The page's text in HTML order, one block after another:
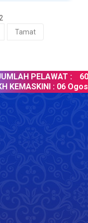
Tamat
PELAWAT :
KEMASKINI :06 Ogos